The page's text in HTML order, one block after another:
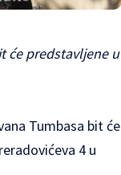
će predstavljene u
Tumbasa bit će
4 u